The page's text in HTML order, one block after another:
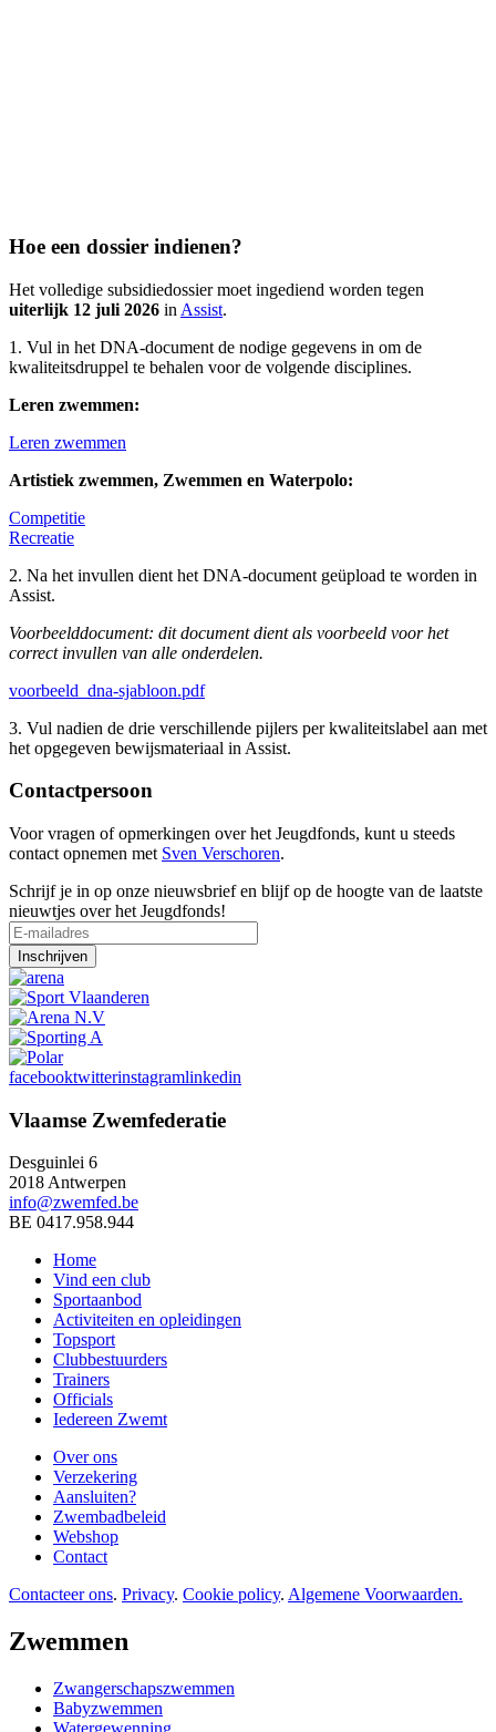
Hoe een dossier indienen?
Het volledige subsidiedossier moet ingediend worden tegen
uiterlijk 12 juli 2026 in Assist.
1. Vul in het DNA-document de nodige gegevens in om de
kwaliteitsdruppel te behalen voor de volgende disciplines.
Leren zwemmen:
Leren zwemmen
Artistiek zwemmen, Zwemmen en Waterpolo:
Competitie
Recreatie
2. Na het invullen dient het DNA-document geüpload te worden in
Assist.
Voorbeelddocument: dit document dient als voorbeeld voor het
correct invullen van alle onderdelen.
voorbeeld_dna-sjabloon.pdf
3. Vul nadien de drie verschillende pijlers per kwaliteitslabel aan met
het opgegeven bewijsmateriaal in Assist.
Contactpersoon
Voor vragen of opmerkingen over het Jeugdfonds, kunt u steeds
contact opnemen met Sven Verschoren.
Schrijf je in op onze nieuwsbrief en blijf op de hoogte van de laatste
nieuwtjes over het Jeugdfonds!
facebooktwitterinstagramlinkedin
Vlaamse Zwemfederatie
Desguinlei 6
2018 Antwerpen
info@zwemfed.be
BE 0417.958.944
Home
Vind een club
Sportaanbod
Activiteiten en opleidingen
Topsport
Clubbestuurders
Trainers
Officials
Iedereen Zwemt
Over ons
Verzekering
Aansluiten?
Zwembadbeleid
Webshop
Contact
Contacteer ons. Privacy. Cookie policy. Algemene Voorwaarden.
Zwemmen
Zwangerschapszwemmen
Babyzwemmen